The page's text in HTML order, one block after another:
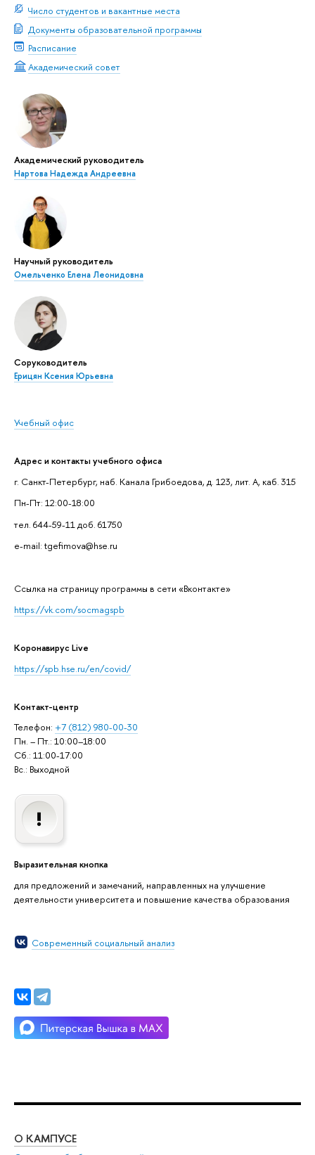
Число студентов и вакантные места
Документы образовательной программы
Расписание
Академический совет
Академический руководитель
Нартова Надежда Андреевна
Научный руководитель
Омельченко Елена Леонидовна
Соруководитель
Ерицян Ксения Юрьевна
Учебный офис
Адрес и контакты учебного офиса
г. Санкт-Петербург, наб. Канала Грибоедова, д. 123, лит. А, каб. 315
Пн-Пт: 12:00-18:00
тел. 644-59-11 доб. 61750
e-mail: tgefimova@hse.ru
Cсылка на страницу программы в сети «Вконтакте»
https://vk.com/socmagspb
Коронавирус Live
https://spb.hse.ru/en/covid/
Контакт-центр
Телефон: +7 (812) 980-00-30
Пн. – Пт.: 10:00–18:00
Сб.: 11:00-17:00
Вс.: Выходной
Выразительная кнопка
для предложений и замечаний, направленных на улучшение
деятельности университета и повышение качества образования
Современный социальный анализ
О КАМПУСЕ